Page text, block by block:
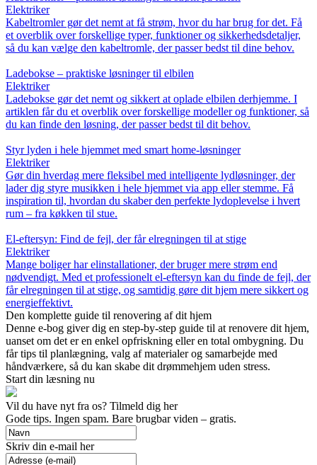
Elektriker
Kabeltromler gør det nemt at få strøm, hvor du har brug for det. Få
et overblik over forskellige typer, funktioner og sikkerhedsdetaljer,
så du kan vælge den kabeltromle, der passer bedst til dine behov.
Ladebokse – praktiske løsninger til elbilen
Elektriker
Ladebokse gør det nemt og sikkert at oplade elbilen derhjemme. I
artiklen får du et overblik over forskellige modeller og funktioner, så
du kan finde den løsning, der passer bedst til dit behov.
Styr lyden i hele hjemmet med smart home-løsninger
Elektriker
Gør din hverdag mere fleksibel med intelligente lydløsninger, der
lader dig styre musikken i hele hjemmet via app eller stemme. Få
inspiration til, hvordan du skaber den perfekte lydoplevelse i hvert
rum – fra køkken til stue.
El-eftersyn: Find de fejl, der får elregningen til at stige
Elektriker
Mange boliger har elinstallationer, der bruger mere strøm end
nødvendigt. Med et professionelt el-eftersyn kan du finde de fejl, der
får elregningen til at stige, og samtidig gøre dit hjem mere sikkert og
energieffektivt.
Den komplette guide til renovering af dit hjem
Denne e-bog giver dig en step-by-step guide til at renovere dit hjem,
uanset om det er en enkel opfriskning eller en total ombygning. Du
får tips til planlægning, valg af materialer og samarbejde med
håndværkere, så du kan skabe dit drømmehjem uden stress.
Start din læsning nu
Vil du have nyt fra os? Tilmeld dig her
Gode tips. Ingen spam. Bare brugbar viden – gratis.
Skriv din e-mail her